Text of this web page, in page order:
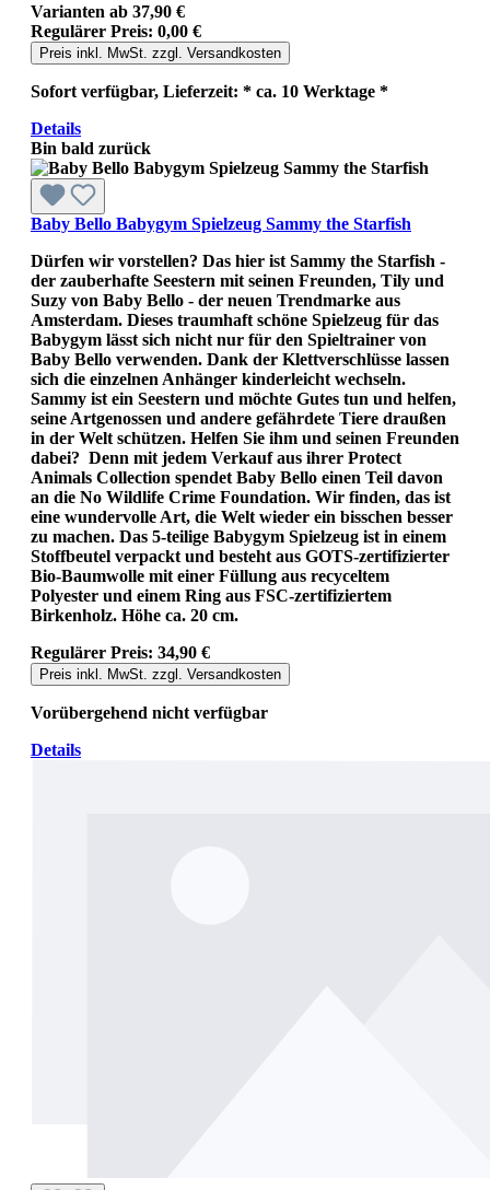
Varianten ab 37,90 €
Regulärer Preis: 0,00 €
Preis inkl. MwSt. zzgl. Versandkosten
Sofort verfügbar, Lieferzeit: * ca. 10 Werktage *
Details
Bin bald zurück
Baby Bello Babygym Spielzeug Sammy the Starfish
Dürfen wir vorstellen? Das hier ist Sammy the Starfish -
der zauberhafte Seestern mit seinen Freunden, Tily und
Suzy von Baby Bello - der neuen Trendmarke aus
Amsterdam. Dieses traumhaft schöne Spielzeug für das
Babygym lässt sich nicht nur für den Spieltrainer von
Baby Bello verwenden. Dank der Klettverschlüsse lassen
sich die einzelnen Anhänger kinderleicht wechseln.
Sammy ist ein Seestern und möchte Gutes tun und helfen,
seine Artgenossen und andere gefährdete Tiere draußen
in der Welt schützen. Helfen Sie ihm und seinen Freunden
dabei? Denn mit jedem Verkauf aus ihrer Protect
Animals Collection spendet Baby Bello einen Teil davon
an die No Wildlife Crime Foundation. Wir finden, das ist
eine wundervolle Art, die Welt wieder ein bisschen besser
zu machen. Das 5-teilige Babygym Spielzeug ist in einem
Stoffbeutel verpackt und besteht aus GOTS-zertifizierter
Bio-Baumwolle mit einer Füllung aus recyceltem
Polyester und einem Ring aus FSC-zertifiziertem
Birkenholz. Höhe ca. 20 cm.
Regulärer Preis: 34,90 €
Preis inkl. MwSt. zzgl. Versandkosten
Vorübergehend nicht verfügbar
Details